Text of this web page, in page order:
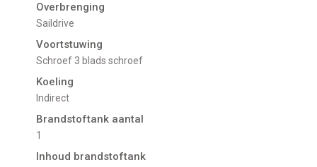
Overbrenging
Saildrive
Voortstuwing
schroef 3 blads schroef
Koeling
Indirect
Brandstoftank aantal
1
Inhoud brandstoftank